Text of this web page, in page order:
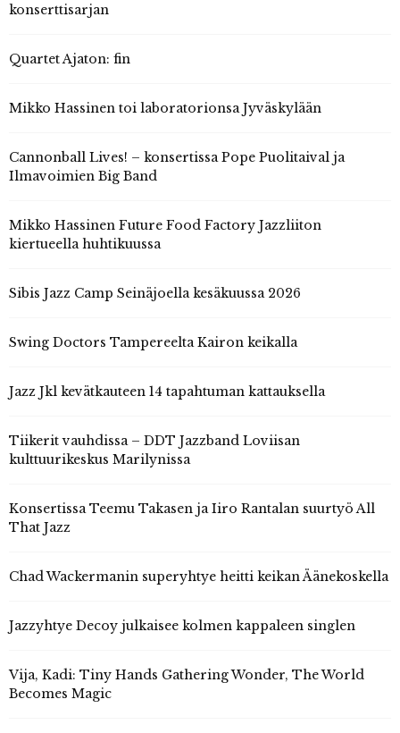
konserttisarjan
Quartet Ajaton: fin
Mikko Hassinen toi laboratorionsa Jyväskylään
Cannonball Lives! – konsertissa Pope Puolitaival ja
Ilmavoimien Big Band
Mikko Hassinen Future Food Factory Jazzliiton
kiertueella huhtikuussa
Sibis Jazz Camp Seinäjoella kesäkuussa 2026
Swing Doctors Tampereelta Kairon keikalla
Jazz Jkl kevätkauteen 14 tapahtuman kattauksella
Tiikerit vauhdissa – DDT Jazzband Loviisan
kulttuurikeskus Marilynissa
Konsertissa Teemu Takasen ja Iiro Rantalan suurtyö All
That Jazz
Chad Wackermanin superyhtye heitti keikan Äänekoskella
Jazzyhtye Decoy julkaisee kolmen kappaleen singlen
Vija, Kadi: Tiny Hands Gathering Wonder, The World
Becomes Magic